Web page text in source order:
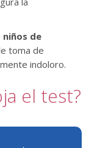
niños de
toma de
indoloro.
el test?